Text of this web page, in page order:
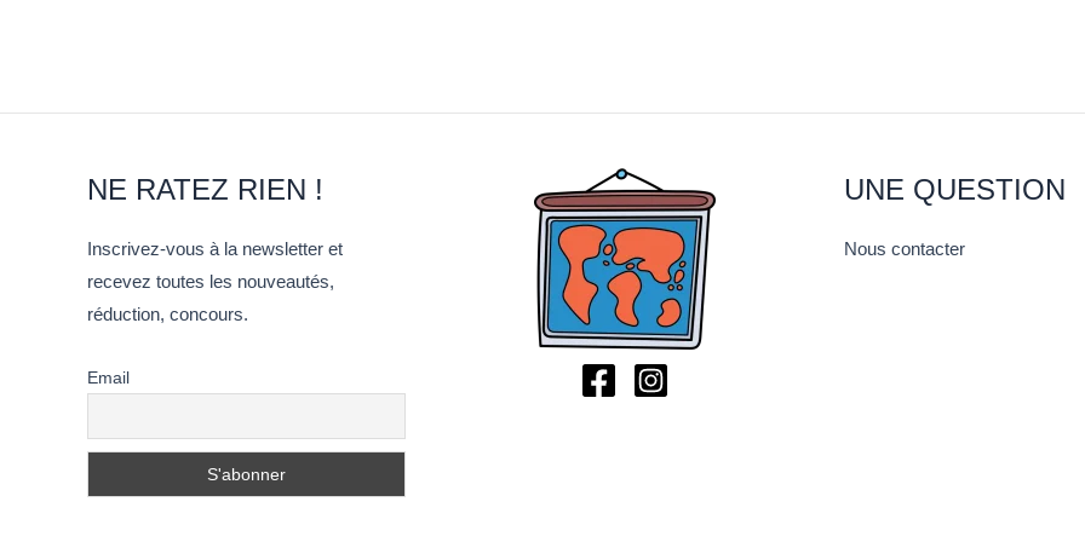
NE RATEZ RIEN !
Inscrivez-vous à la newsletter et
recevez toutes les nouveautés,
réduction, concours.
Email
UNE QUESTION
Nous contacter